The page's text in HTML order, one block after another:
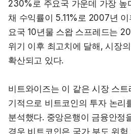
230%로 주요국 가운데 가장 높
채 수익률이 5.11%로 2007년
요국 10년물 스왑 스프레드는
위기 이후 최고치에 달해, 시장
확산되고 있다.
비트와이즈는 이 같은 시장 스
기적으로 비트코인의 투자 논리
분석했다. 중앙은행이 금융안정
경우 비트코인은 국가 부도 위